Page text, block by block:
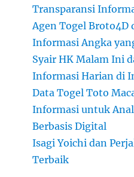
Transparansi
Agen Togel Broto4D
Informasi Angka
Syair HK Malam Ini
Informasi Harian di
Data Togel Toto
Informasi untuk
Berbasis Digital
Isagi Yoichi dan
Terbaik